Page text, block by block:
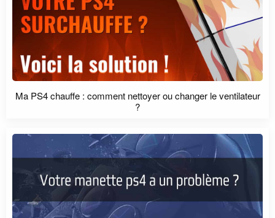
Ma PS4 chauffe : comment nettoyer ou changer le ventilateur
?